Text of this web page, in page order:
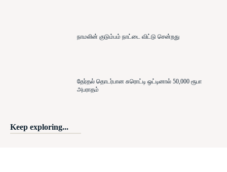
நாமலின் குடும்பம் நாட்டை விட்டு சென்றது
தேர்தல் தொடர்பான சுரொட்டி ஒட்டினால் 50,000 ரூபா
அபராதம்
Keep exploring...